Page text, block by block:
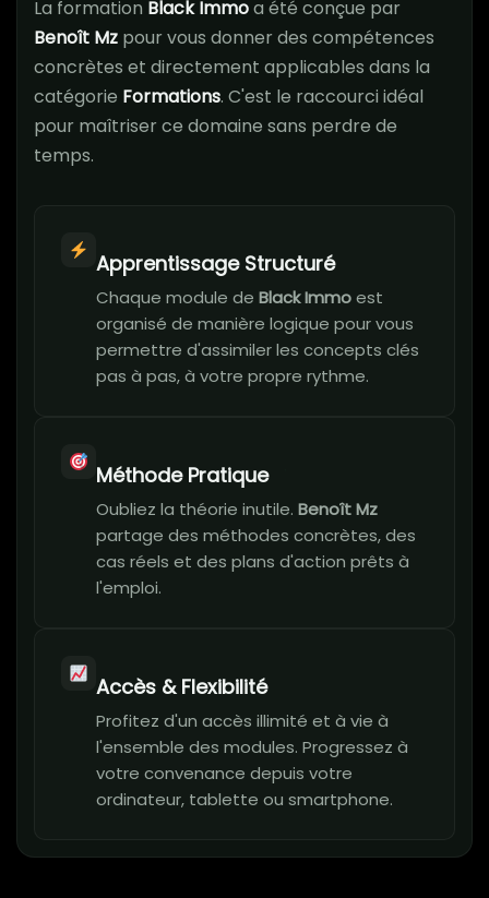
La formation Black Immoa été conçue par
Benoît Mz pour vous donner des compétences
concrètes et directement applicables dans la
catégorie Formations. C'est le raccourci idéal
pour maîtriser ce domaine sans perdre de
temps.
Apprentissage Structuré
Chaque module de Black Immoest
organisé de manière logique pour vous
permettre d'assimiler les concepts clés
pas à pas, à votre propre rythme.
Méthode Pratique
Oubliez la théorie inutile. Benoît Mz
partage des méthodes concrètes, des
cas réels et des plans d'action prêts à
l'emploi.
Accès & Flexibilité
Profitez d'un accès illimité et à vie à
l'ensemble des modules. Progressez à
votre convenance depuis votre
ordinateur, tablette ou smartphone.